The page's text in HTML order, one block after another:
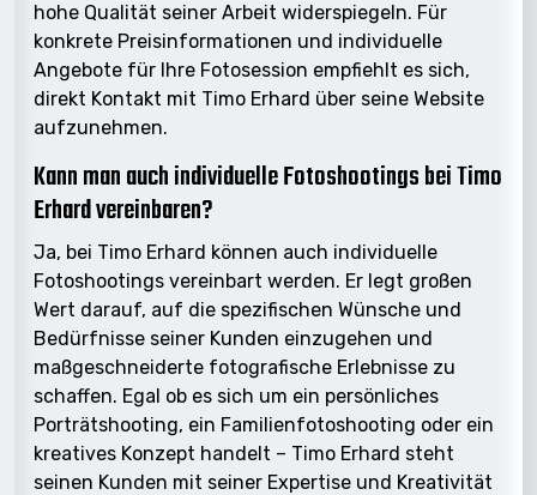
hohe Qualität seiner Arbeit widerspiegeln. Für
konkrete Preisinformationen und individuelle
Angebote für Ihre Fotosession empfiehlt es sich,
direkt Kontakt mit Timo Erhard über seine Website
aufzunehmen.
Kann man auch individuelle Fotoshootings bei Timo
Erhard vereinbaren?
Ja, bei Timo Erhard können auch individuelle
Fotoshootings vereinbart werden. Er legt großen
Wert darauf, auf die spezifischen Wünsche und
Bedürfnisse seiner Kunden einzugehen und
maßgeschneiderte fotografische Erlebnisse zu
schaffen. Egal ob es sich um ein persönliches
Porträtshooting, ein Familienfotoshooting oder ein
kreatives Konzept handelt – Timo Erhard steht
seinen Kunden mit seiner Expertise und Kreativität